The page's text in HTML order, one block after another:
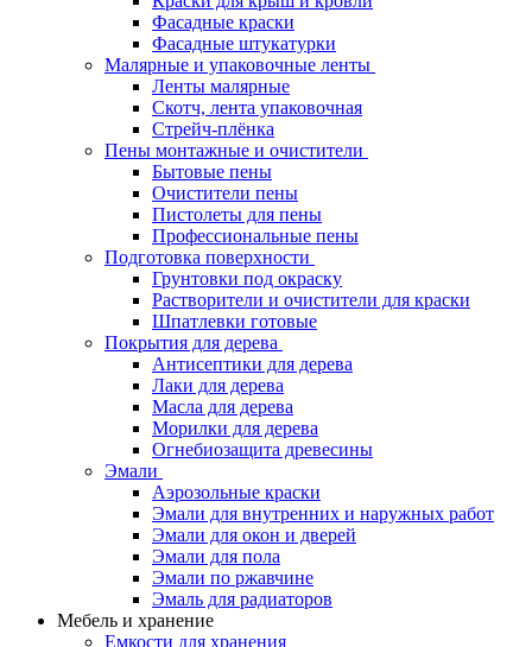
Фасадные краски
Фасадные штукатурки
Малярные и упаковочные ленты
Ленты малярные
Скотч, лента упаковочная
Стрейч-плёнка
Пены монтажные и очистители
Бытовые пены
Очистители пены
Пистолеты для пены
Профессиональные пены
Подготовка поверхности
Грунтовки под окраску
Растворители и очистители для краски
Шпатлевки готовые
Покрытия для дерева
Антисептики для дерева
Лаки для дерева
Масла для дерева
Морилки для дерева
Огнебиозащита древесины
Эмали
Аэрозольные краски
Эмали для внутренних и наружных работ
Эмали для окон и дверей
Эмали для пола
Эмали по ржавчине
Эмаль для радиаторов
Мебель и хранение
Емкости для хранения